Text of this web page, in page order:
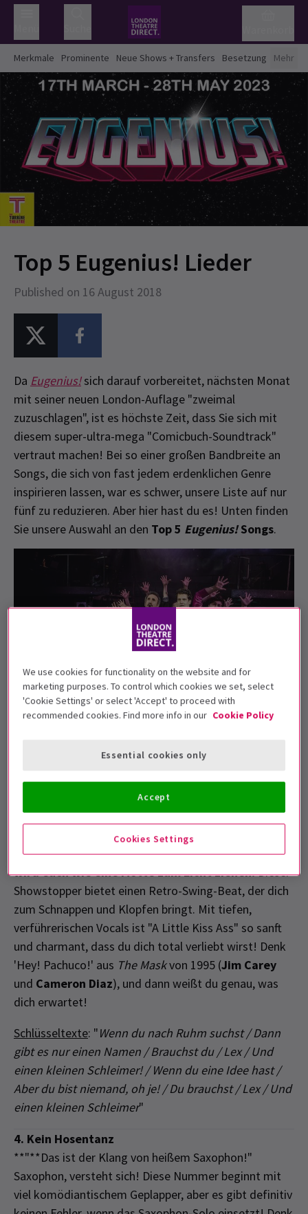
Merkmale Prominente Neue Shows + Transfers Besetzung Mehr
Top 5 Eugenius! Lieder
Published on 16 August 2018
Da Eugenius!sich darauf vorbereitet, nächsten Monat
mit seiner neuen London-Auflage "zweimal
zuzuschlagen", ist es höchste Zeit, dass Sie sich mit
diesem super-ultra-mega "Comicbuch-Soundtrack"
vertraut machen! Bei so einer großen Bandbreite an
Songs, die sich von fast jedem erdenklichen Genre
inspirieren lassen, war es schwer, unsere Liste auf nur
fünf zu reduzieren. Aber hier hast du es! Unten finden
Sie unsere Auswahl an den Top 5 Eugenius!Songs.
Ein bisschen Pep und 'ein bisschen
Schleimer'
5. Ein kleiner Schleimer
Zieht eure Tanzschuhe an und sorgt dafür, dass ihr
eure nerdigen High Waters trägt, denn diese Nummer
wird euch wie eine Motte zum Licht ziehen!Dieser
Showstopper bietet einen Retro-Swing-Beat, der dich
zum Schnappen und Klopfen bringt. Mit tiefen,
verführerischen Vocals ist "A Little Kiss Ass" so sanft
und charmant, dass du dich total verliebt wirst! Denk
'Hey! Pachuco!' aus The Maskvon 1995 (Jim Carey
und Cameron Diaz), und dann weißt du genau, was
dich erwartet!
Schlüsseltexte: "Wenn du nach Ruhm suchst / Dann
gibt es nur einen Namen / Brauchst du / Lex / Und
einen kleinen Schleimer! / Wenn du eine Idee hast /
Aber du bist niemand, oh je! / Du brauchst / Lex / Und
einen kleinen Schleimer"
4. Kein Hosentanz
**"**Das ist der Klang von heißem Saxophon!"
Saxophon, versteht sich! Diese Nummer beginnt mit
viel komödiantischem Geplapper, aber es gibt definitiv
We use cookies for functionality on the website and for
marketing purposes. To control which cookies we set, select
'Cookie Settings' or select 'Accept' to proceed with
recommended cookies. Find more info in our Cookie Policy
Cookies Settings
Essential cookies only
Accept